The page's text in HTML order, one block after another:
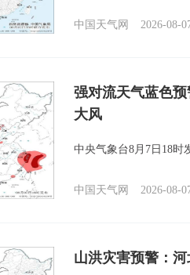
中国天气网 2026-08-
强对流天气蓝色
大风
中央气象台8月7日18时
中国天气网 2026-08-
山洪灾害预警：